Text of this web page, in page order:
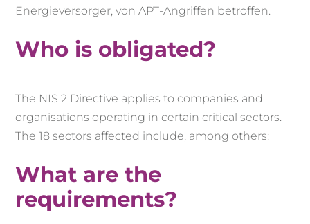
Energieversorger, von APT-Angriffen betroffen.
Who is obligated?
The NIS 2 Directive applies to companies and
organisations operating in certain critical sectors.
The 18 sectors affected include, among others:
What are the
requirements?